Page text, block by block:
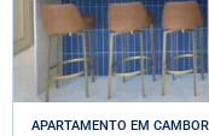
APARTAMENTO EM